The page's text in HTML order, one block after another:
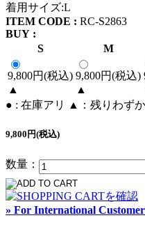
着用サイズ:L
ITEM CODE : RC-S2863
BUY :
S
M
9,800円(税込)
▲
9,800円(税込)
▲
● : 在庫アリ ▲：残りわず
9,800円(税込)
数量：
» For International